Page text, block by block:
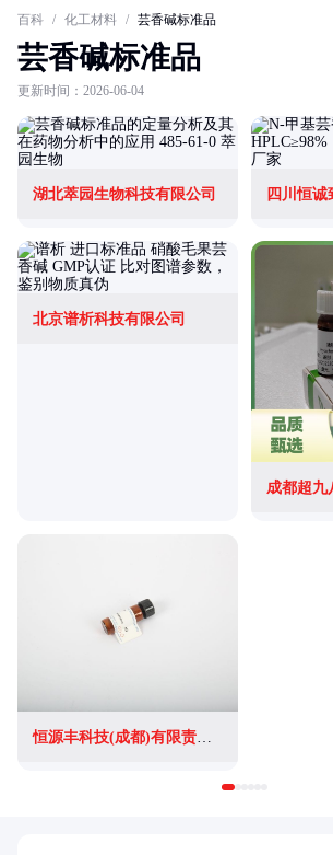
百科 / 化工材料 / 芸香碱标准品
芸香碱标准品
更新时间：2026-06-04
湖北萃园生物科技有限公司
北京谱析科技有限公司